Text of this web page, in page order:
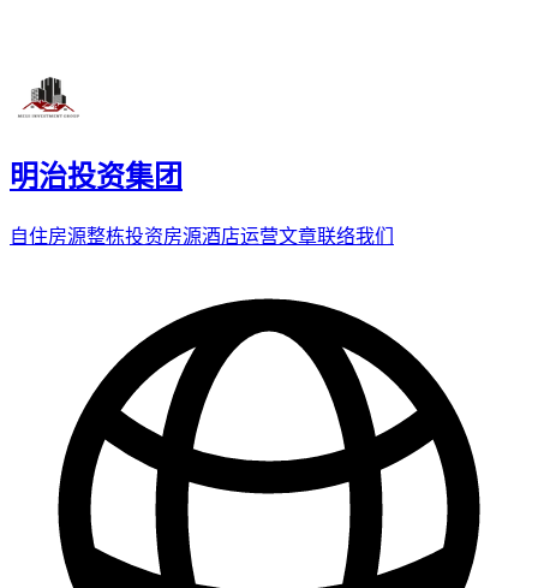
明治投资集团
自住房源整栋投资房源酒店运营文章联络我们